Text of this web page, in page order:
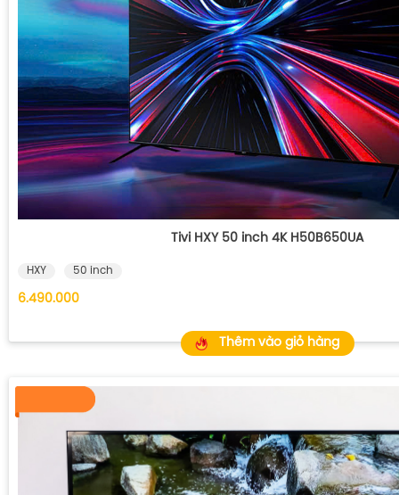
Tivi HXY 50 inch 4K H50B650UA
HXY 50 inch
6.490.000
Thêm vào giỏ hàng